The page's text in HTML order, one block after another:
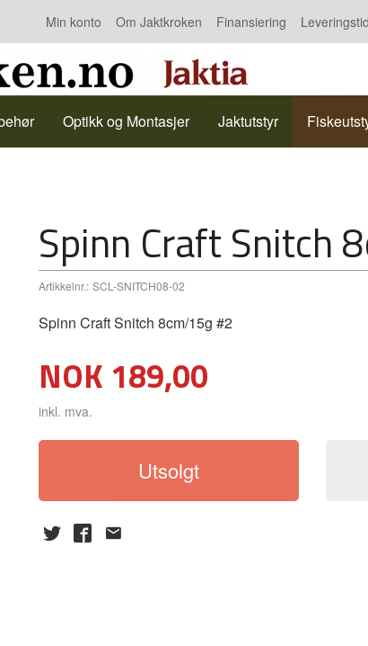
Min konto Om Jaktkroken Finansiering
Kontakt oss
Optikk og Montasjer Jaktutstyr
Spinn Craft Snitch
Artikkelnr.: SCL-SNITCH08-02
Spinn Craft Snitch 8cm/15g #2
Pris
NOK 189,00
inkl. mva.
Utsolgt